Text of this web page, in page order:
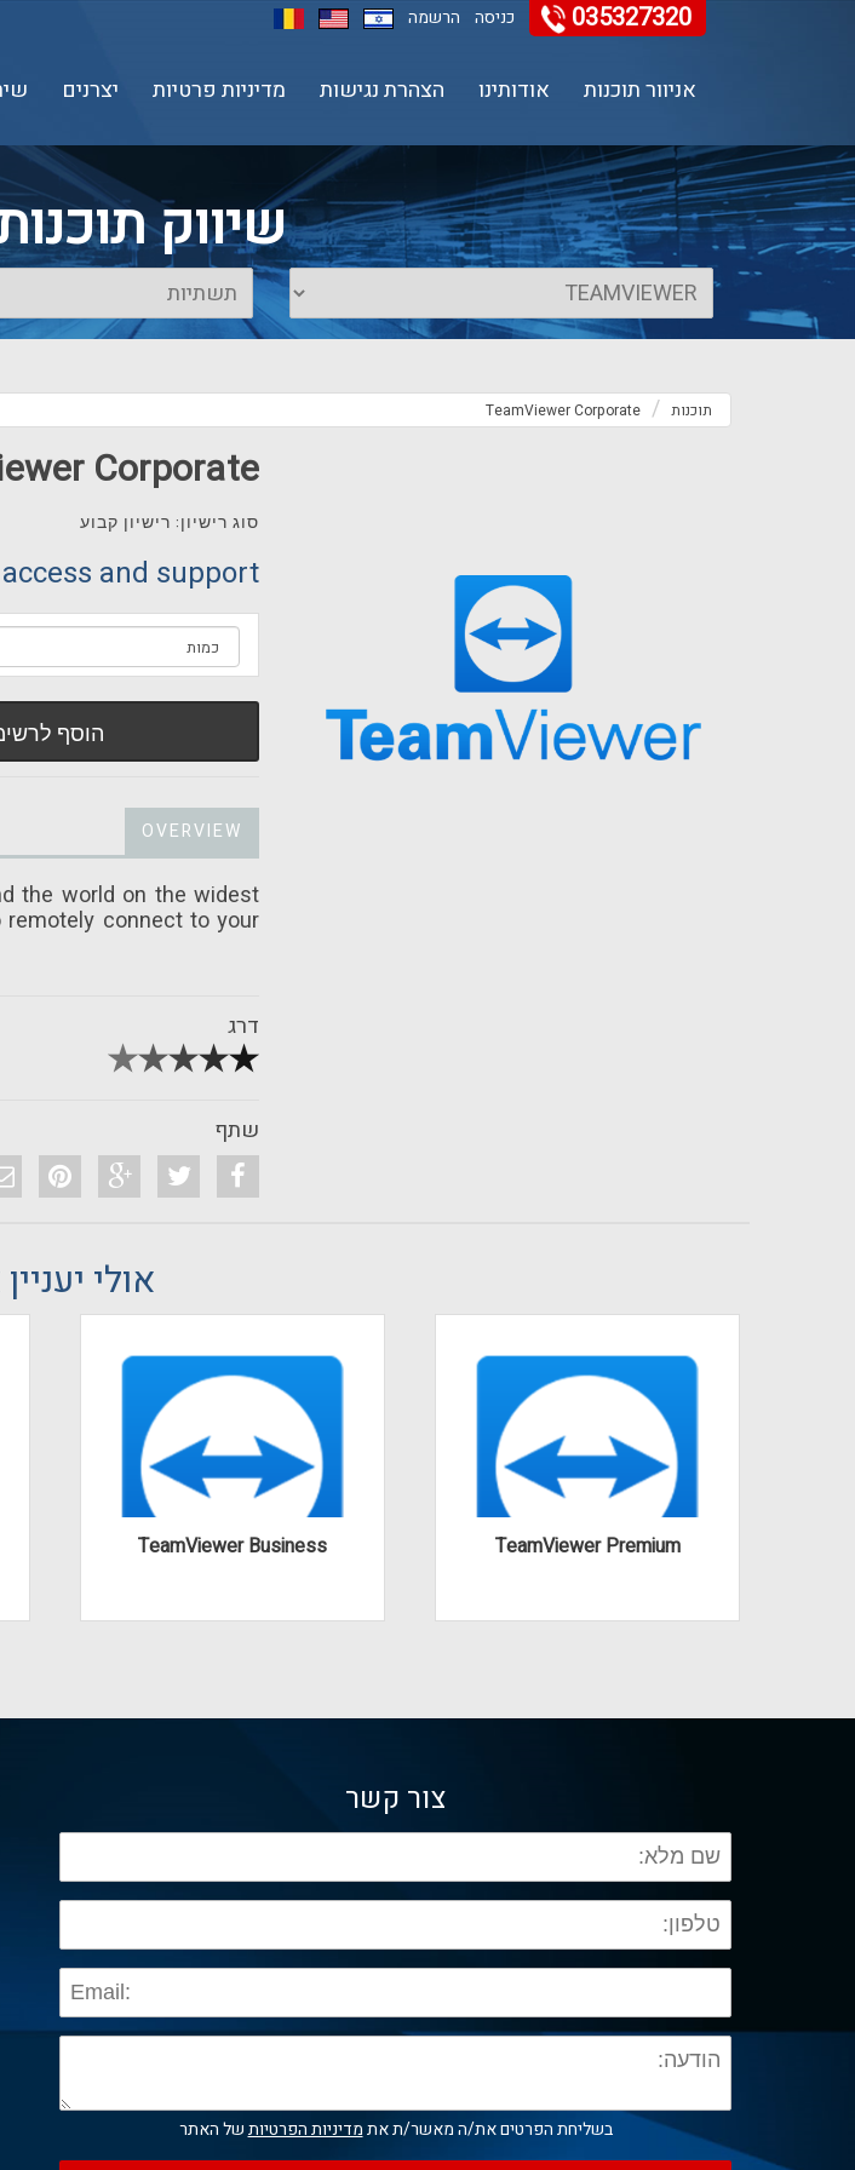
035327320 כניסה הרשמה
אניוור תוכנות אודותינו הצהרת נגישות מדיניות פרטיות יצרנים
שיווק
תוכנות TeamViewer Corporate
Corporate
סוג רישיון: רישיון קבוע
and support
הוסף
OVERVIEW
the world on the widest
connect to your
דרג
שתף
אולי
TeamViewer Business TeamViewer Premium
צור קשר
בשליחת הפרטים את/ה מאשר/ת אתמדיניות הפרטיותשל האתר